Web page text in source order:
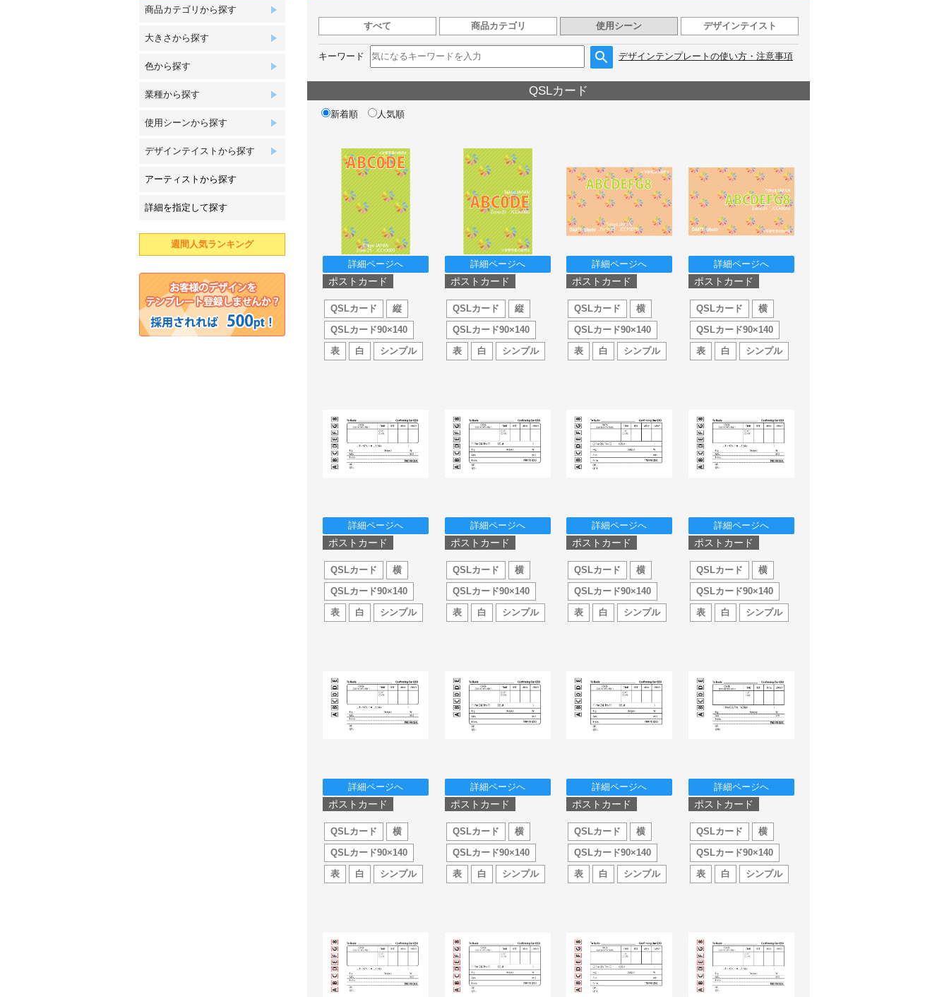
商品カテゴリから探す
大きさから探す
色から探す
業種から探す
使用シーンから探す
デザインテイストから探す
アーティストから探す
詳細を指定して探す
週間人気ランキング
すべて 商品カテゴリ 使用シーン デザインテイスト
キーワード デザインテンプレートの使い方・注意事項
QSLカード
新着順 人気順
詳細ページへ
ポストカード
QSLカード
縦
QSLカード90×140
表
白 シンプル
詳細ページへ
ポストカード
QSLカード
縦
QSLカード90×140
表
白 シンプル
詳細ページへ
ポストカード
QSLカード
横
QSLカード90×140
表
白 シンプル
詳細ページへ
ポストカード
QSLカード
横
QSLカード90×140
表
白 シンプル
詳細ページへ
ポストカード
QSLカード
横
QSLカード90×140
表
白 シンプル
詳細ページへ
ポストカード
QSLカード
横
QSLカード90×140
表
白 シンプル
詳細ページへ
ポストカード
QSLカード
横
QSLカード90×140
表
白 シンプル
詳細ページへ
ポストカード
QSLカード
横
QSLカード90×140
表
白 シンプル
詳細ページへ
ポストカード
QSLカード
横
QSLカード90×140
表
白 シンプル
詳細ページへ
ポストカード
QSLカード
横
QSLカード90×140
表
白 シンプル
詳細ページへ
ポストカード
QSLカード
横
QSLカード90×140
表
白 シンプル
詳細ページへ
ポストカード
QSLカード
横
QSLカード90×140
表
白 シンプル